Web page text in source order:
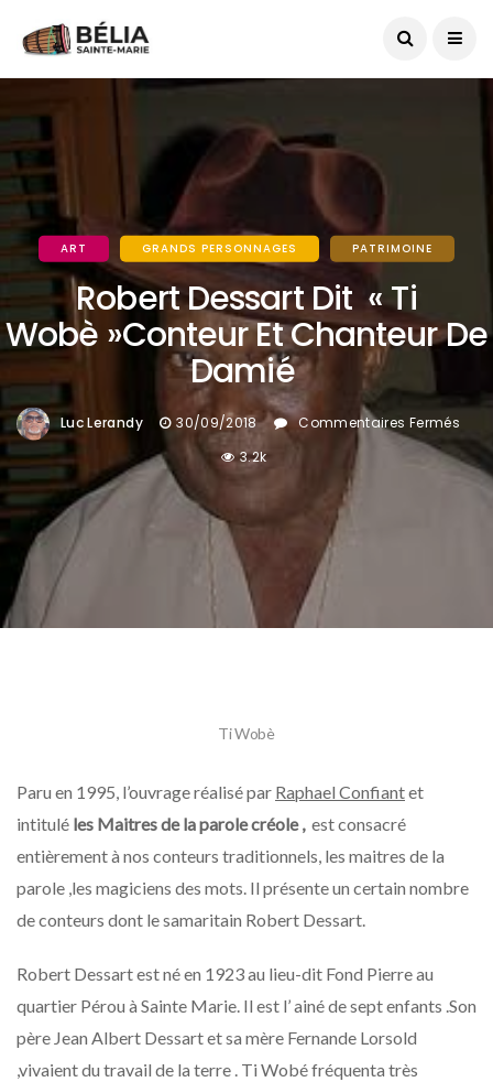
ART GRANDS PERSONNAGES PATRIMOINE
Robert Dessart Dit « Ti
Wobè »conteur Et Chanteur De
Damié
Luc Lerandy 30/09/2018 Commentaires Fermés
3.2k
Ti Wobè
Paru en 1995, l’ouvrage réalisé par Raphael Confiantet
intitulé les Maitres de la parole créole , est consacré
entièrement à nos conteurs traditionnels, les maitres de la
parole ,les magiciens des mots. Il présente un certain nombre
de conteurs dont le samaritain Robert Dessart.
Robert Dessart est né en 1923 au lieu-dit Fond Pierre au
quartier Pérou à Sainte Marie. Il est l’ ainé de sept enfants .Son
père Jean Albert Dessart et sa mère Fernande Lorsold
,vivaient du travail de la terre . Ti Wobé fréquenta très